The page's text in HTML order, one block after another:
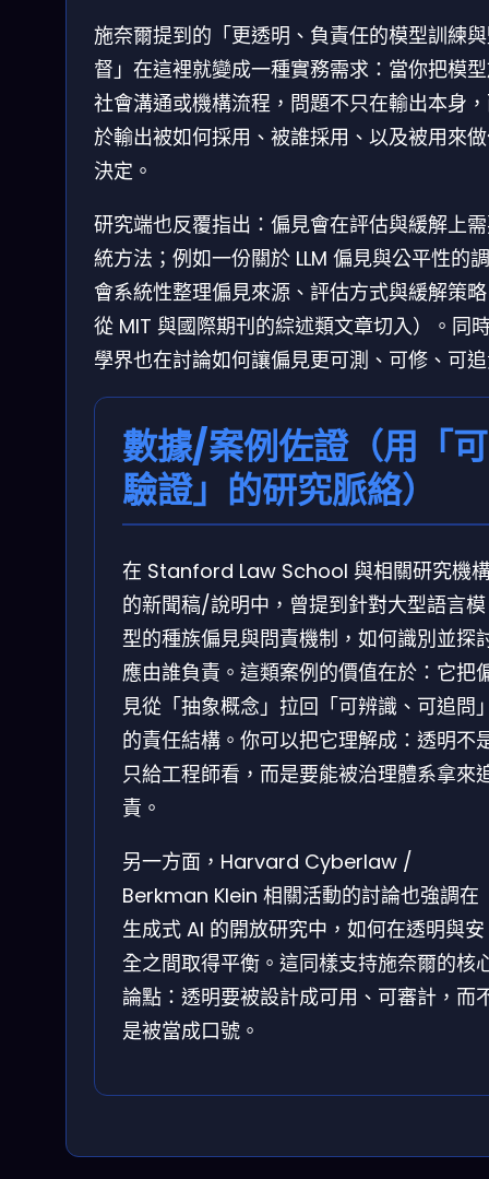
施奈爾提到的「更透明、負責任的模型訓練
督」在這裡就變成一種實務需求：當你把模
社會溝通或機構流程，問題不只在輸出本身
於輸出被如何採用、被誰採用、以及被用來
決定。
研究端也反覆指出：偏見會在評估與緩解上
統方法；例如一份關於 LLM 偏見與公平性的
會系統性整理偏見來源、評估方式與緩解策
從 MIT 與國際期刊的綜述類文章切入）。同
學界也在討論如何讓偏見更可測、可修、可
數據/案例佐證（用「可
驗證」的研究脈絡）
在 Stanford Law School 與相關研究機
的新聞稿/說明中，曾提到針對大型語言模
型的種族偏見與問責機制，如何識別並探
應由誰負責。這類案例的價值在於：它把
見從「抽象概念」拉回「可辨識、可追問
的責任結構。你可以把它理解成：透明不
只給工程師看，而是要能被治理體系拿來
責。
另一方面，Harvard Cyberlaw /
Berkman Klein 相關活動的討論也強調在
生成式 AI 的開放研究中，如何在透明與安
全之間取得平衡。這同樣支持施奈爾的核
論點：透明要被設計成可用、可審計，而
是被當成口號。